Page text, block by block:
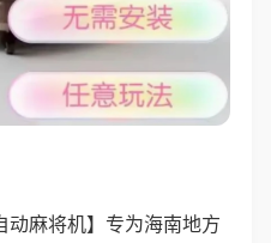
动麻将机】专为海南地方